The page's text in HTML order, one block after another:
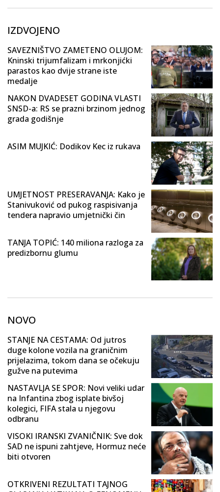
IZDVOJENO
SAVEZNIŠTVO ZAMETENO OLUJOM:
Kninski trijumfalizam i mrkonjićki
parastos kao dvije strane iste
medalje
NAKON DVADESET GODINA VLASTI
SNSD-a: RS se prazni brzinom jednog
grada godišnje
ASIM MUJKIĆ: Dodikov Kec iz rukava
UMJETNOST PRESERAVANJA: Kako je
Stanivuković od pukog raspisivanja
tendera napravio umjetnički čin
TANJA TOPIĆ: 140 miliona razloga za
predizbornu glumu
NOVO
STANJE NA CESTAMA: Od jutros
duge kolone vozila na graničnim
prijelazima, tokom dana se očekuju
gužve na putevima
NASTAVLJA SE SPOR: Novi veliki udar
na Infantina zbog isplate bivšoj
kolegici, FIFA stala u njegovu
odbranu
VISOKI IRANSKI ZVANIČNIK: Sve dok
SAD ne ispuni zahtjeve, Hormuz neće
biti otvoren
OTKRIVENI REZULTATI TAJNOG